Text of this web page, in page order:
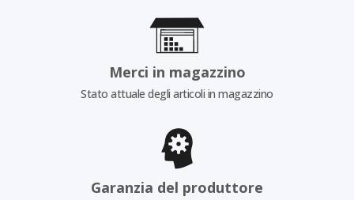
Merci in magazzino
Stato attuale degli articoli in magazzino
Garanzia del produttore